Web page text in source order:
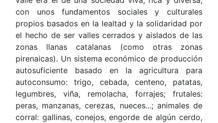
con unos fundamentos sociales y culturales
propios basados en la lealtad y la solidaridad por
el hecho de ser valles cerrados y aislados de las
zonas llanas catalanas (como otras zonas
pirenaicas). Un sistema económico de producción
autosuficiente basado en la agricultura para
autoconsumo: trigo, cebada, centeno, patatas,
legumbres, viña, remolacha, forrajes; frutales:
peras, manzanas, cerezas, nueces...; animales de
corral: gallinas, conejos, engorde de algún cerdo,